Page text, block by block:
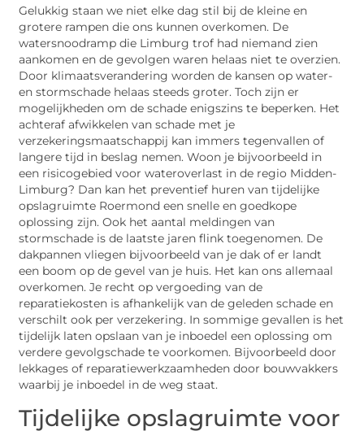
Gelukkig staan we niet elke dag stil bij de kleine en
grotere rampen die ons kunnen overkomen. De
watersnoodramp die Limburg trof had niemand zien
aankomen en de gevolgen waren helaas niet te overzien.
Door klimaatsverandering worden de kansen op water-
en stormschade helaas steeds groter. Toch zijn er
mogelijkheden om de schade enigszins te beperken. Het
achteraf afwikkelen van schade met je
verzekeringsmaatschappij kan immers tegenvallen of
langere tijd in beslag nemen. Woon je bijvoorbeeld in
een risicogebied voor wateroverlast in de regio Midden-
Limburg? Dan kan het preventief huren van tijdelijke
opslagruimte Roermond een snelle en goedkope
oplossing zijn. Ook het aantal meldingen van
stormschade is de laatste jaren flink toegenomen. De
dakpannen vliegen bijvoorbeeld van je dak of er landt
een boom op de gevel van je huis. Het kan ons allemaal
overkomen. Je recht op vergoeding van de
reparatiekosten is afhankelijk van de geleden schade en
verschilt ook per verzekering. In sommige gevallen is het
tijdelijk laten opslaan van je inboedel een oplossing om
verdere gevolgschade te voorkomen. Bijvoorbeeld door
lekkages of reparatiewerkzaamheden door bouwvakkers
waarbij je inboedel in de weg staat.
Tijdelijke opslagruimte voor